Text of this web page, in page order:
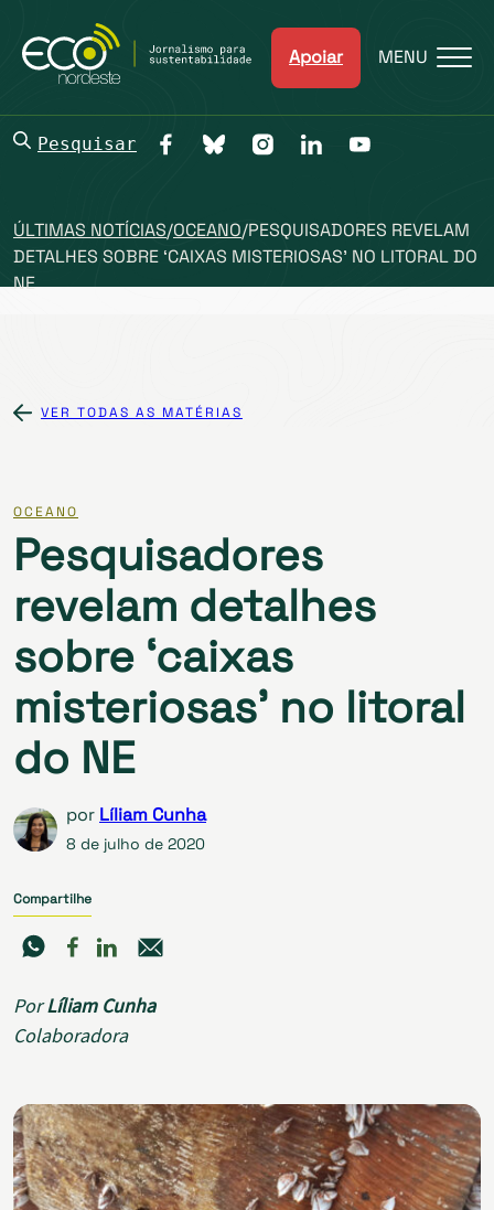
Apoiar MENU
Pesquisar
ÚLTIMAS NOTÍCIAS/OCEANO/PESQUISADORES REVELAM
DETALHES SOBRE ‘CAIXAS MISTERIOSAS’ NO LITORAL DO
NE
VER TODAS AS MATÉRIAS
OCEANO
Pesquisadores
revelam detalhes
sobre ‘caixas
misteriosas’ no litoral
do NE
por Líliam Cunha
8 de julho de 2020
Compartilhe
PorLíliam Cunha
Colaboradora